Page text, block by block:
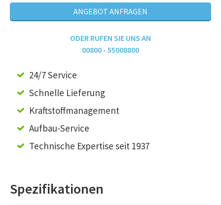
ANGEBOT ANFRAGEN
ODER RUFEN SIE UNS AN
00800 - 55008800
24/7 Service
Schnelle Lieferung
Kraftstoffmanagement
Aufbau-Service
Technische Expertise seit 1937
Spezifikationen